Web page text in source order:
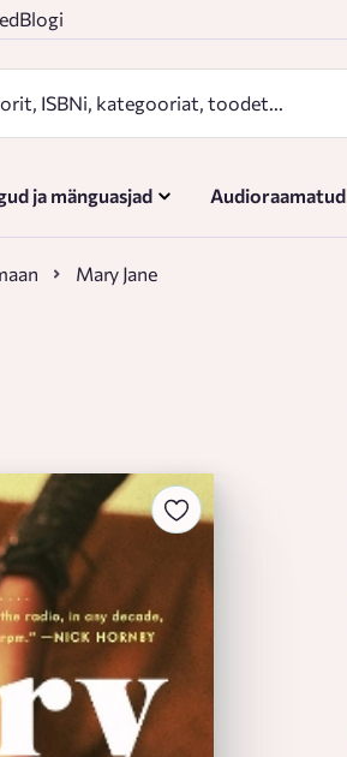
Blogi
ja mänguasjad Audioraamatud
Mary Jane